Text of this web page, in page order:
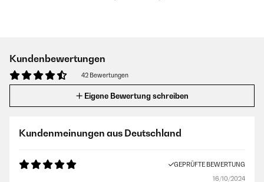
Kundenbewertungen
42 Bewertungen
Eigene Bewertung schreiben
Kundenmeinungen aus Deutschland
GEPRÜFTE BEWERTUNG
16/10/2024